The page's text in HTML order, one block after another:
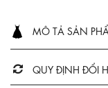
MÔ TẢ SẢN
QUY ĐỊNH ĐỔI